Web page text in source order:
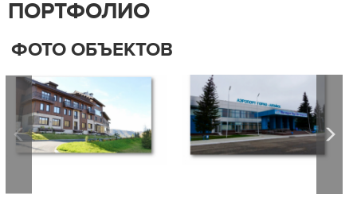
ПОРТФОЛИО
ФОТО ОБЪЕКТОВ